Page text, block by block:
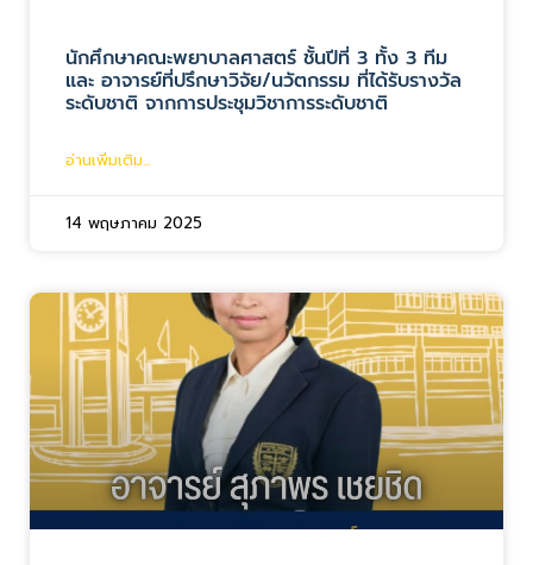
นักศึกษาคณะพยาบาลศาสตร์ ชั้นปีที่ 3 ทั้ง 3 ทีม
และ อาจารย์ที่ปรึกษาวิจัย/นวัตกรรม ที่ได้รับรางวัล
ระดับชาติ จากการประชุมวิชาการระดับชาติ
อ่านเพิ่มเติม...
14 พฤษภาคม 2025